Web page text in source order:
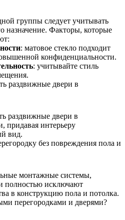
группы следует учитывать
назначение. Факторы, которые
: матовое стекло подходит
конфиденциальности.
: учитывайте стиль
раздвижные двери в
раздвижные двери в
придавая интерьеру
вид.
без повреждения пола и
монтажные системы,
полностью исключают
в конструкцию пола и потолка.
перегородками и дверями?